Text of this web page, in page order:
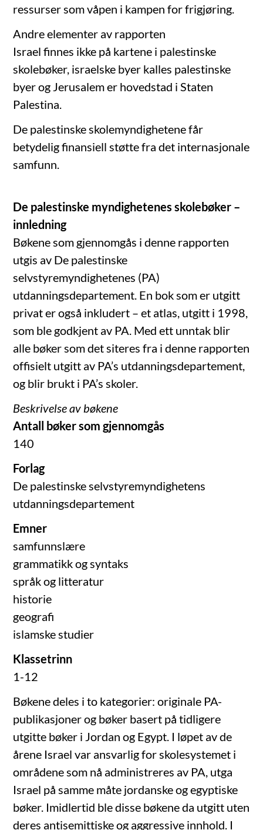
ressurser som våpen i kampen for frigjøring.
Andre elementer av rapporten
Israel finnes ikke på kartene i palestinske
skolebøker, israelske byer kalles palestinske
byer og Jerusalem er hovedstad i Staten
Palestina.
De palestinske skolemyndighetene får
betydelig finansiell støtte fra det internasjonale
samfunn.
De palestinske myndighetenes skolebøker –
innledning
Bøkene som gjennomgås i denne rapporten
utgis av De palestinske
selvstyremyndighetenes (PA)
utdanningsdepartement. En bok som er utgitt
privat er også inkludert – et atlas, utgitt i 1998,
som ble godkjent av PA. Med ett unntak blir
alle bøker som det siteres fra i denne rapporten
offisielt utgitt av PA’s utdanningsdepartement,
og blir brukt i PA’s skoler.
Beskrivelse av bøkene
Antall bøker som gjennomgås
140
Forlag—
De palestinske selvstyremyndighetens
utdanningsdepartement
Emner
samfunnslære
grammatikk og syntaks
språk og litteratur
historie
geografi
islamske studier
Klassetrinn
1-12
Bøkene deles i to kategorier: originale PA-
publikasjoner og bøker basert på tidligere
utgitte bøker i Jordan og Egypt. I løpet av de
årene Israel var ansvarlig for skolesystemet i
områdene som nå administreres av PA, utga
Israel på samme måte jordanske og egyptiske
bøker. Imidlertid ble disse bøkene da utgitt uten
deres antisemittiske og aggressive innhold. I